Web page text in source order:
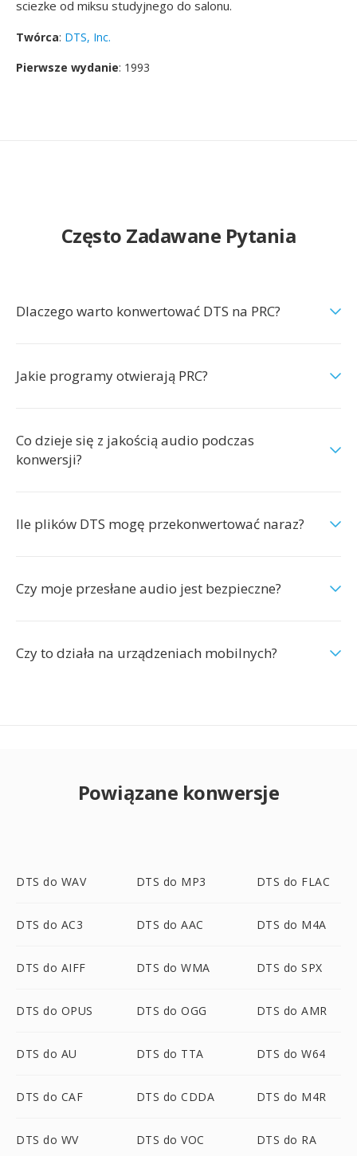
sciezke od miksu studyjnego do salonu.
Twórca: DTS, Inc.
Pierwsze wydanie: 1993
Często Zadawane Pytania
Dlaczego warto konwertować DTS na PRC?
Jakie programy otwierają PRC?
Co dzieje się z jakością audio podczas
konwersji?
Ile plików DTS mogę przekonwertować naraz?
Czy moje przesłane audio jest bezpieczne?
Czy to działa na urządzeniach mobilnych?
Powiązane konwersje
DTS do WAV DTS do MP3 DTS do FLAC
DTS do AC3 DTS do AAC DTS do M4A
DTS do AIFF DTS do WMA DTS do SPX
DTS do OPUS DTS do OGG DTS do AMR
DTS do AU DTS do TTA DTS do W64
DTS do CAF DTS do CDDA DTS do M4R
DTS do WV DTS do VOC DTS do RA